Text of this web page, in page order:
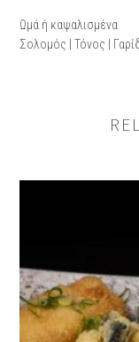
Ωμά ή καψαλισμένα
Σολομός | Τόνος |
REVIEWS
You must be